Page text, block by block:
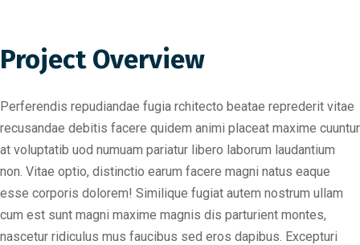
Project Overview
Perferendis repudiandae fugia rchitecto beatae reprederit vitae
recusandae debitis facere quidem animi placeat maxime cuuntur
at voluptatib uod numuam pariatur libero laborum laudantium
non. Vitae optio, distinctio earum facere magni natus eaque
esse corporis dolorem! Similique fugiat autem nostrum ullam
cum est sunt magni maxime magnis dis parturient montes,
nascetur ridiculus mus faucibus sed eros dapibus. Excepturi